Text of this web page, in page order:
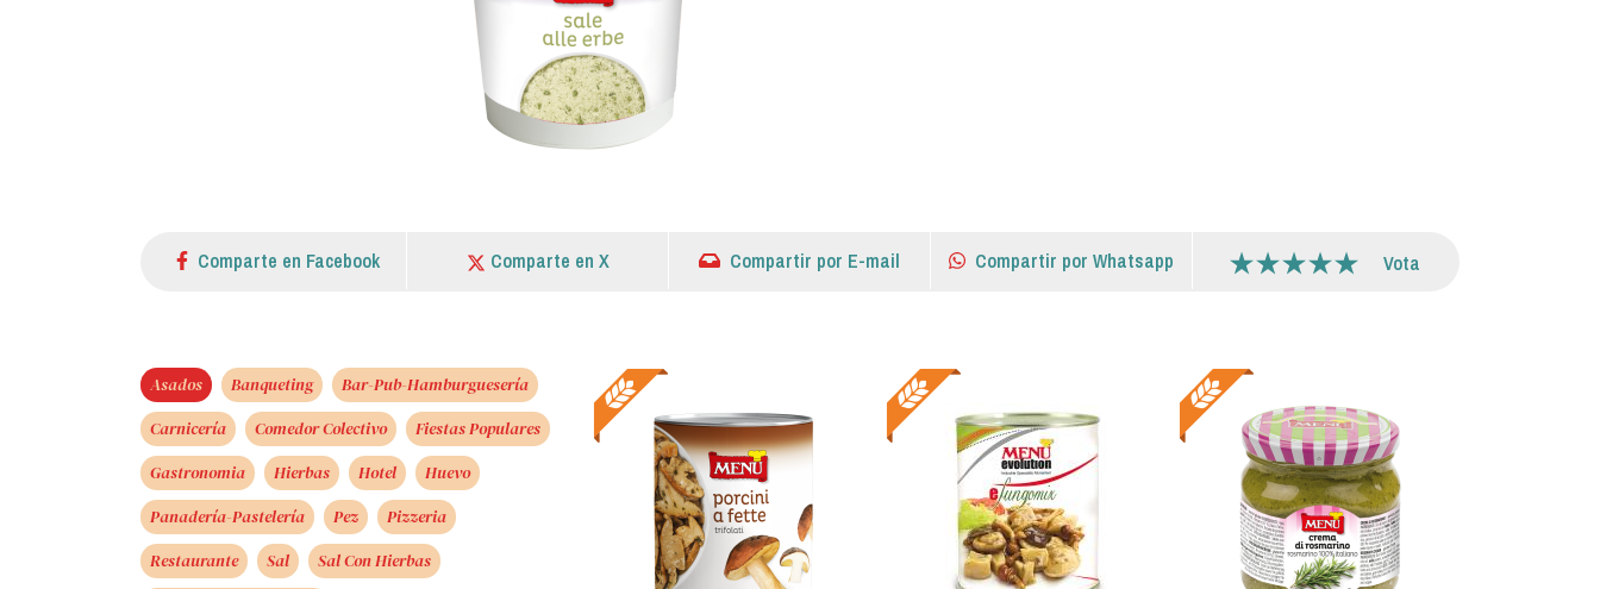
Comparte en Facebook Comparte en X Compartir por E-mail Compartir por Whatsapp Vota
Asados Banqueting
Bar-Pub-Hamburguesería
Carnicería
Comedor Colectivo
Fiestas Populares
Gastronomia
Hierbas Hotel
Huevo
Panadería-Pastelería
Pez
Pizzeria
Restaurante
Sal
Sal Con Hierbas